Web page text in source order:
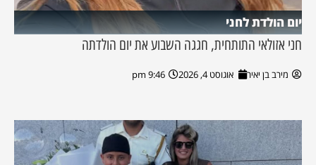
יום הולדת לחני
חני אזולאי התותחית, חגגה השבוע את יום הולדתה
מירב בן יאיר אוגוסט 4, 2026 9:46 pm